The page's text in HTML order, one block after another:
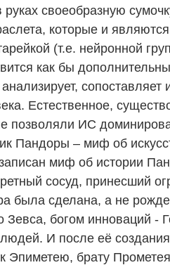
своеобразную
которые и
(т.е. нейронной
как бы
сопоставляет
Естественное,
позволяли ИС
Пандоры – миф об
миф об истории
сосуд, принесший
была сделана, а не
Зевса, богом инноваций
И после её
Эпиметею, брату